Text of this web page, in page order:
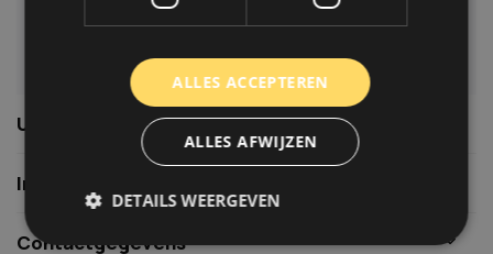
Usefull links
Informatie
Contactgegevens
ALLES ACCEPTEREN
ALLES AFWIJZEN
DETAILS WEERGEVEN